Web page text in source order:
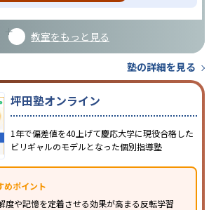
教室をもっと見る
塾の詳細を見る
坪田塾オンライン
1年で偏差値を40上げて慶応大学に現役合格した
ビリギャルのモデルとなった個別指導塾
めポイント
度や記憶を定着させる効果が高まる反転学習